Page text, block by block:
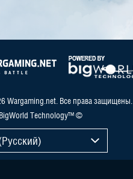
Wargaming.net. Все права защищены.
Technology™ ©